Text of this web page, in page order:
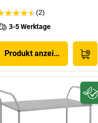
(2)
3-5 Werktage
Produkt anzeigen